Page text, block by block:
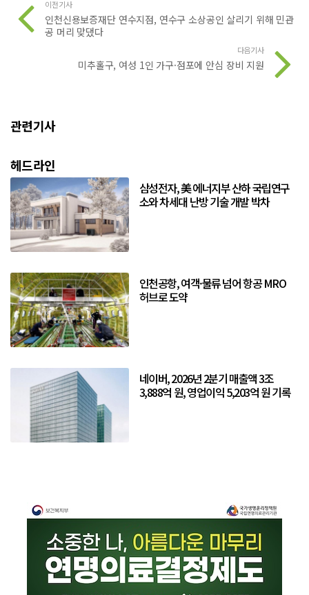
이전기사
인천신용보증재단 연수지점, 연수구 소상공인 살리기 위해 민관
공 머리 맞댔다
다음기사
미추홀구, 여성 1인 가구·점포에 안심 장비 지원
관련기사
헤드라인
삼성전자, 美 에너지부 산하 국립연구
소와 차세대 난방 기술 개발 박차
인천공항, 여객·물류 넘어 항공 MRO
허브로 도약
네이버, 2026년 2분기 매출액 3조
3,888억 원, 영업이익 5,203억 원 기록